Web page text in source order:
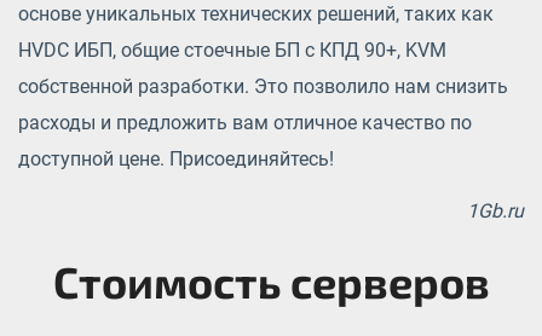
основе уникальных технических решений, таких как
HVDC ИБП, общие стоечные БП с КПД 90+, KVM
собственной разработки. Это позволило нам снизить
расходы и предложить вам отличное качество по
доступной цене. Присоединяйтесь!
1Gb.ru
Стоимость серверов